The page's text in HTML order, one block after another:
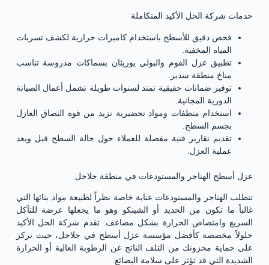
خدمات شركة الحل الأكيد المتكاملة
فحص دقيق للأسطح باستخدام كاميرات حرارية لكشف تسربات
المياه المخفية.
تطبيق عزل الفوم والبولي يوريثان بسماكات مدروسة تناسب
مناخ منطقة سدير.
توفير ضمانات حقيقية تمتد لسنوات طويلة تشمل أعمال الصيانة
الدورية المجانية.
استخدام منظفات ومواد تحضيرية تزيد من قوة التصاق العازل
بجسم السطح.
تقديم تقارير فنية مفصلة للعملاء حول حالة السطح قبل وبعد
عملية العزل.
عزل أسطح الهناجر والمستودعات في منطقة جلاجل
تتطلب الهناجر والمستودعات عناية خاصة نظراً لطبيعة مواد بنائها التي
غالباً ما تكون من الحديد أو الشينكو وهو ما يجعلها عرضة للتآكل
السريع وامتصاص الحرارة بشكل مضاعف. تقدم شركة الحل الأكيد
حلولاً مخصصة كأفضل مؤسسة عزل أسطح في جلاجل، حيث نركز
على حماية مخزونك من التلف الناتج عن الرطوبة العالية أو الحرارة
الشديدة التي قد تؤثر على سلامة البضائع.